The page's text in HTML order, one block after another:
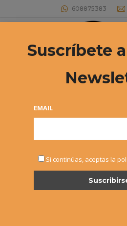
608875383
Buscar:
NOTICIAS
Suscríbete
EMAIL
Si continúas, aceptas la